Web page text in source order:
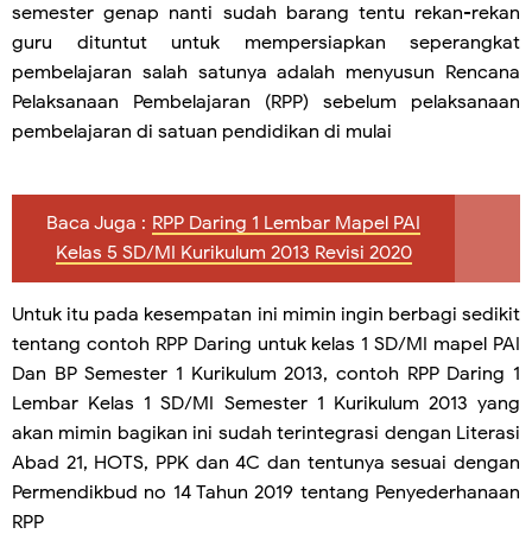
semester genap nanti sudah barang tentu rekan-rekan
guru dituntut untuk mempersiapkan seperangkat
pembelajaran salah satunya adalah menyusun Rencana
Pelaksanaan Pembelajaran (RPP) sebelum pelaksanaan
pembelajaran di satuan pendidikan di mulai
Baca Juga : RPP Daring 1 Lembar Mapel PAI
Kelas 5 SD/MI Kurikulum 2013 Revisi 2020
Untuk itu pada kesempatan ini mimin ingin berbagi sedikit
tentang contoh RPP Daring untuk kelas 1 SD/MI mapel PAI
Dan BP Semester 1 Kurikulum 2013, contoh RPP Daring 1
Lembar Kelas 1 SD/MI Semester 1 Kurikulum 2013 yang
akan mimin bagikan ini sudah terintegrasi dengan Literasi
Abad 21, HOTS, PPK dan 4C dan tentunya sesuai dengan
Permendikbud no 14 Tahun 2019 tentang Penyederhanaan
RPP